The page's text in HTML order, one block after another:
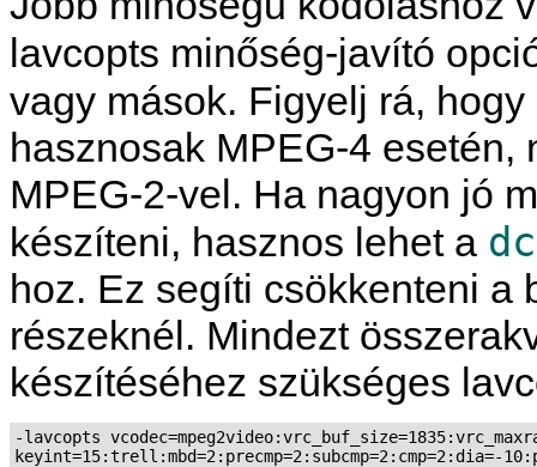
lavcopts minőség-javító
vagy mások. Figyelj rá,
hasznosak MPEG-4
MPEG-2-vel. Ha nagyon jó
készíteni, hasznos lehet a
hoz. Ez segíti csökkenteni a
részeknél. Mindezt
készítéséhez szükséges
-lavcopts
keyint=15:trell:mbd=2:precmp=2:subcmp=2:cmp=2:dia=-